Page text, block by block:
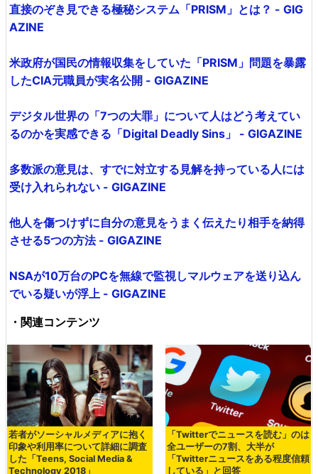
直接のぞき見できる極秘システム「PRISM」とは？ - GIG
AZINE
米政府が国民の情報収集をしていた「PRISM」問題を暴露
したCIA元職員が実名公開 - GIGAZINE
デジタル世界の「7つの大罪」について人はどう考えてい
るのかを実感できる「Digital Deadly Sins」 - GIGAZINE
多数派の意見は、すでに対立する見解を持っている人には
受け入れられない - GIGAZINE
他人を傷つけずに自分の意見をうまく伝えたり相手を納得
させる5つの方法 - GIGAZINE
NSAが10万台のPCを無線で監視しマルウェアを送り込ん
でいる疑いが浮上 - GIGAZINE
・関連コンテンツ
若者がソーシャルメディアに抱く
印象や利用率について詳細に調査
した「Teens, Social Media &
Technology 2018」
「Twitterでニュースを読む」のは
全ユーザーの7割、大半が
「Twitterニュースをある程度信頼
している」と回答